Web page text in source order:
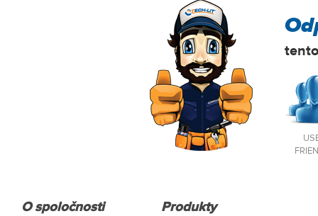
O spoločnosti Produkty